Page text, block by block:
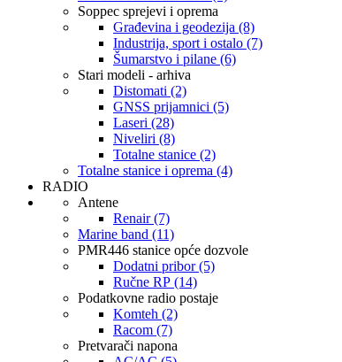
Soppec sprejevi i oprema
Građevina i geodezija (8)
Industrija, sport i ostalo (7)
Šumarstvo i pilane (6)
Stari modeli - arhiva
Distomati (2)
GNSS prijamnici (5)
Laseri (28)
Niveliri (8)
Totalne stanice (2)
Totalne stanice i oprema (4)
RADIO
Antene
Renair (7)
Marine band (11)
PMR446 stanice opće dozvole
Dodatni pribor (5)
Ručne RP (14)
Podatkovne radio postaje
Komteh (2)
Racom (7)
Pretvarači napona